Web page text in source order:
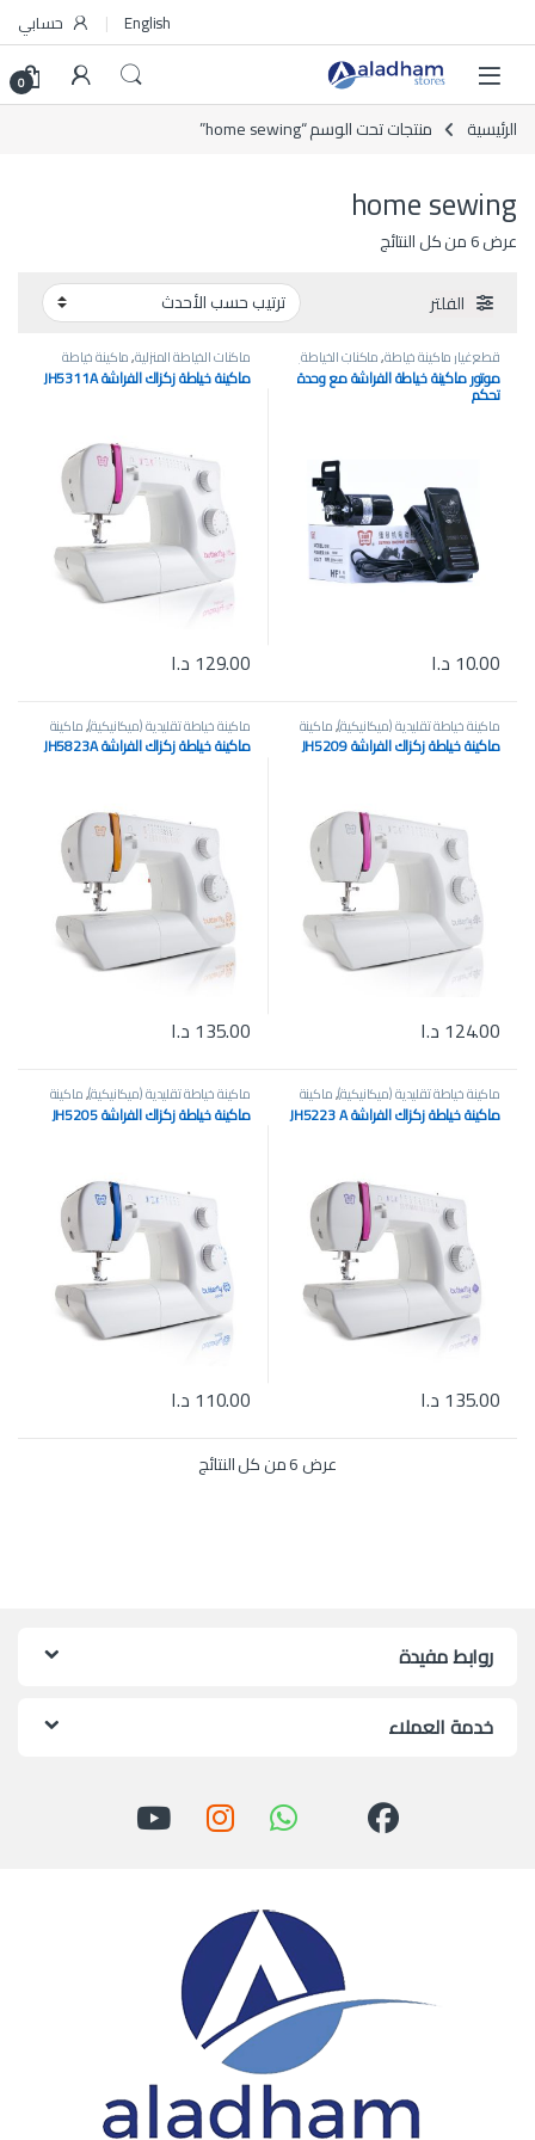
English حسابي
0
الرئيسية منتجات تحت الوسم “home sewing”
home sewing
عرض ⁦6⁩ من كل النتائج
الفلتر
قطع غيار ماكينة خياطة,ماكنات الخياطة
المنزلية,ماكينة خياطة تقليدية (ميكانيكية)
موتور ماكينة خياطة الفراشة مع وحدة
تحكم
10.00 د.ا
ماكنات الخياطة المنزلية,ماكينة خياطة
إلكترونية,ماكينة خياطة وتطريز منزلية
ماكينة خياطة زكزاك الفراشة JH5311A
129.00 د.ا
ماكينة خياطة تقليدية (ميكانيكية),ماكينة
خياطة صغيرة محمولة,ماكينة خياطة
وتطريز منزلية
ماكينة خياطة زكزاك الفراشة JH5209
124.00 د.ا
ماكينة خياطة تقليدية (ميكانيكية),ماكينة
خياطة صغيرة محمولة,ماكينة خياطة
وتطريز منزلية
ماكينة خياطة زكزاك الفراشة JH5823A
135.00 د.ا
ماكينة خياطة تقليدية (ميكانيكية),ماكينة
خياطة صغيرة محمولة,ماكينة خياطة
وتطريز منزلية
ماكينة خياطة زكزاك الفراشة JH5223 A
135.00 د.ا
ماكينة خياطة تقليدية (ميكانيكية),ماكينة
خياطة صغيرة محمولة,ماكينة خياطة
وتطريز منزلية
ماكينة خياطة زكزاك الفراشة JH5205
110.00 د.ا
عرض ⁦6⁩ من كل النتائج تم الفرز حسب الأحدث
روابط مفيدة
خدمة العملاء